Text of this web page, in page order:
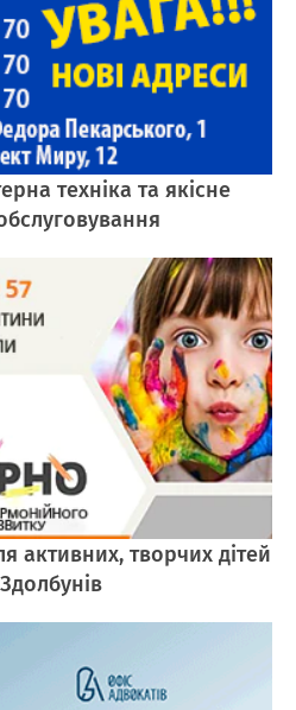
техніка та якісне
активних, творчих дітей